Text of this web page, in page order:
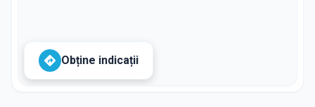
Obține indicații